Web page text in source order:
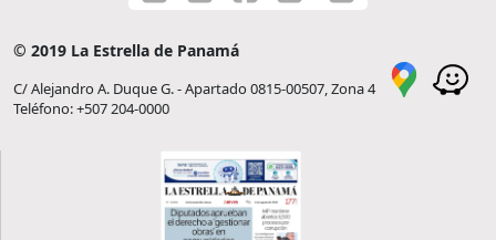
© 2019 La Estrella de Panamá
C/ Alejandro A. Duque G. - Apartado 0815-00507, Zona 4
Teléfono: +507 204-0000